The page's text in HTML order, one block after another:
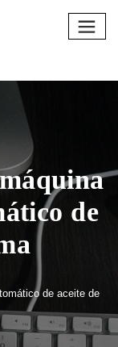
de
de aceite de